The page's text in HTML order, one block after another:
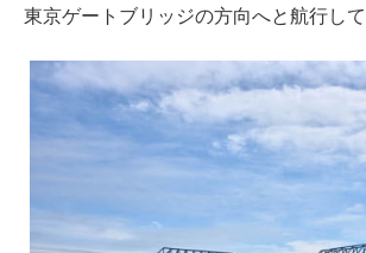
東京ゲートブリッジの方向へと航行して